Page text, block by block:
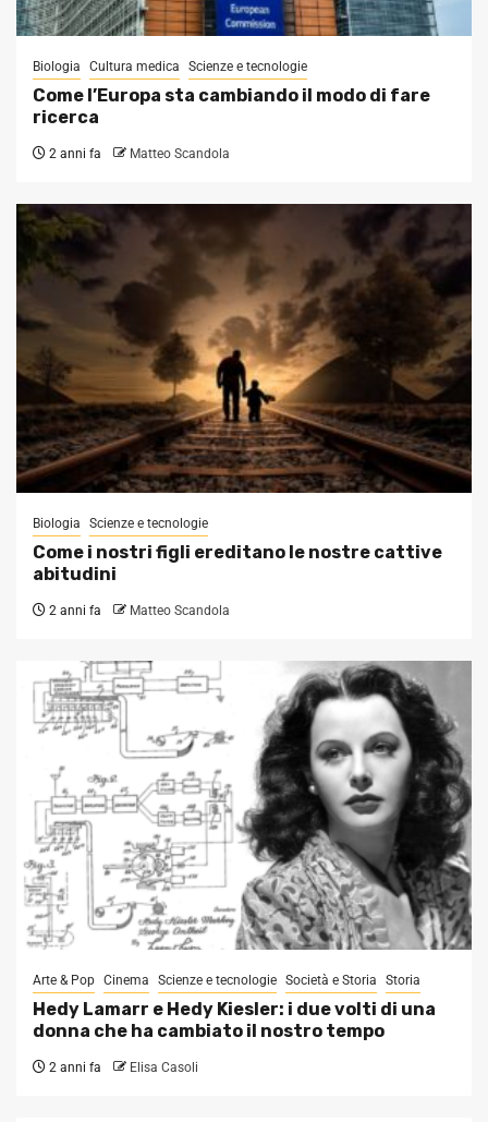
Biologia Cultura medica Scienze e tecnologie
Come l’Europa sta cambiando il modo di fare
ricerca
2 anni fa Matteo Scandola
Biologia Scienze e tecnologie
Come i nostri figli ereditano le nostre cattive
abitudini
2 anni fa Matteo Scandola
Arte & Pop Cinema Scienze e tecnologie Società e Storia Storia
Hedy Lamarr e Hedy Kiesler: i due volti di una
donna che ha cambiato il nostro tempo
2 anni fa Elisa Casoli